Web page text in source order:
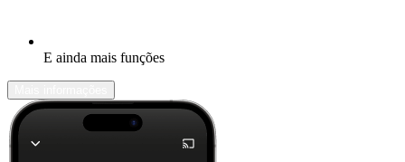
E ainda mais funções